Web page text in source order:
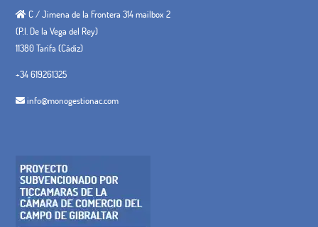
C / Jimena de la Frontera 314 mailbox 2
(P.I. De la Vega del Rey)
11380 Tarifa (Cádiz)
+34 619261325
info@monogestionac.com